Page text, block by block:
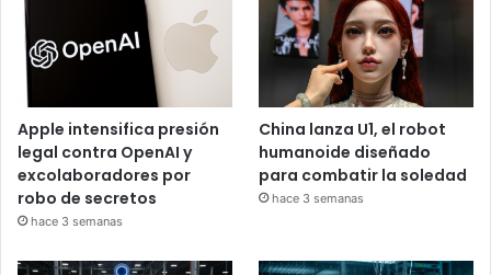
Apple intensifica presión
legal contra OpenAI y
excolaboradores por
robo de secretos
hace 3 semanas
China lanza U1, el robot
humanoide diseñado
para combatir la soledad
hace 3 semanas